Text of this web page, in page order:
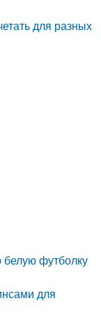
для разных
футболку
для